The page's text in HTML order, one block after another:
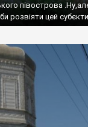
півострова
розвіяти цей